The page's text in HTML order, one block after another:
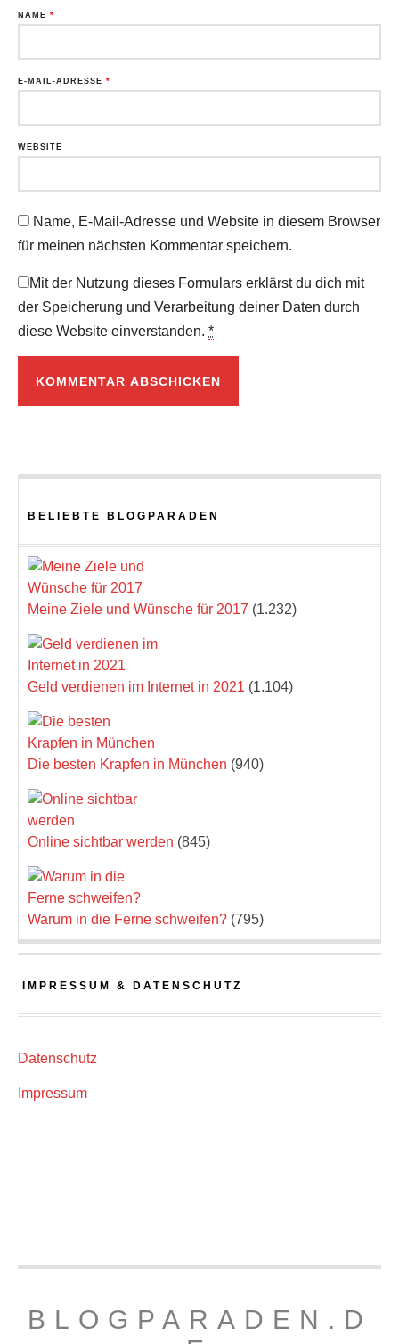
NAME *
E-MAIL-ADRESSE *
WEBSITE
Name, E-Mail-Adresse und Website in diesem Browser
für meinen nächsten Kommentar speichern.
Mit der Nutzung dieses Formulars erklärst du dich mit
der Speicherung und Verarbeitung deiner Daten durch
diese Website einverstanden. *
BELIEBTE BLOGPARADEN
Meine Ziele und Wünsche für 2017 (1.232)
Geld verdienen im Internet in 2021 (1.104)
Die besten Krapfen in München (940)
Online sichtbar werden (845)
Warum in die Ferne schweifen? (795)
IMPRESSUM & DATENSCHUTZ
Datenschutz
Impressum
BLOGPARADEN.D